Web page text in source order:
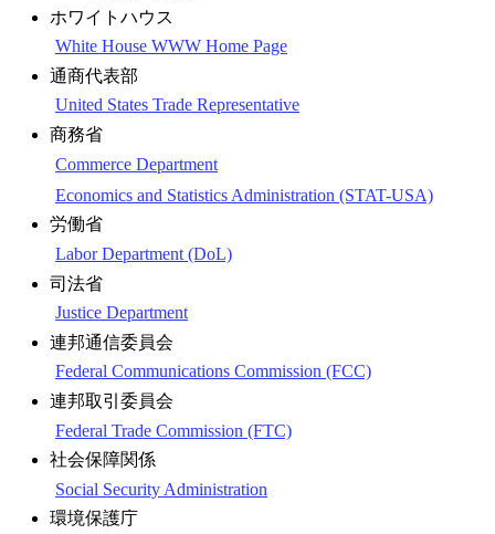
ホワイトハウス
White House WWW Home Page
通商代表部
United States Trade Representative
商務省
Commerce Department
Economics and Statistics Administration (STAT-USA)
労働省
Labor Department (DoL)
司法省
Justice Department
連邦通信委員会
Federal Communications Commission (FCC)
連邦取引委員会
Federal Trade Commission (FTC)
社会保障関係
Social Security Administration
環境保護庁